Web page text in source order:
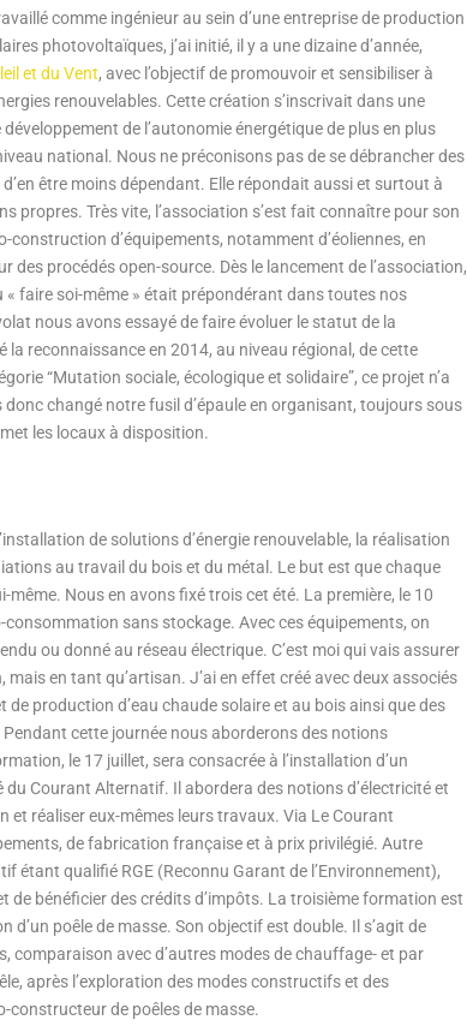
comme ingénieur au sein d’une entreprise de production
photovoltaïques, j’ai initié, il y a une dizaine d’année,
et du Vent, avec l’objectif de promouvoir et sensibiliser à
renouvelables. Cette création s’inscrivait dans une
de l’autonomie énergétique de plus en plus
national. Nous ne préconisons pas de se débrancher des
être moins dépendant. Elle répondait aussi et surtout à
propres. Très vite, l’association s’est fait connaître pour son
construction d’équipements, notamment d’éoliennes, en
des procédés open-source. Dès le lancement de l’association,
« faire soi-même » était prépondérant dans toutes nos
nous avons essayé de faire évoluer le statut de la
reconnaissance en 2014, au niveau régional, de cette
“Mutation sociale, écologique et solidaire”, ce projet n’a
changé notre fusil d’épaule en organisant, toujours sous
les locaux à disposition.
de solutions d’énergie renouvelable, la réalisation
au travail du bois et du métal. Le but est que chaque
Nous en avons fixé trois cet été. La première, le 10
sans stockage. Avec ces équipements, on
ou donné au réseau électrique. C’est moi qui vais assurer
en tant qu’artisan. J’ai en effet créé avec deux associés
production d’eau chaude solaire et au bois ainsi que des
cette journée nous aborderons des notions
le 17 juillet, sera consacrée à l’installation d’un
Courant Alternatif. Il abordera des notions d’électricité et
et réaliser eux-mêmes leurs travaux. Via Le Courant
de fabrication française et à prix privilégié. Autre
étant qualifié RGE (Reconnu Garant de l’Environnement),
de bénéficier des crédits d’impôts. La troisième formation est
poêle de masse. Son objectif est double. Il s’agit de
comparaison avec d’autres modes de chauffage- et par
après l’exploration des modes constructifs et des
constructeur de poêles de masse.